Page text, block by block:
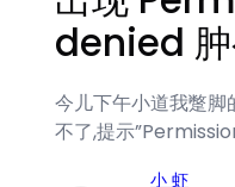
denied
今儿下午小道我蹩
不了,提示
小 虾